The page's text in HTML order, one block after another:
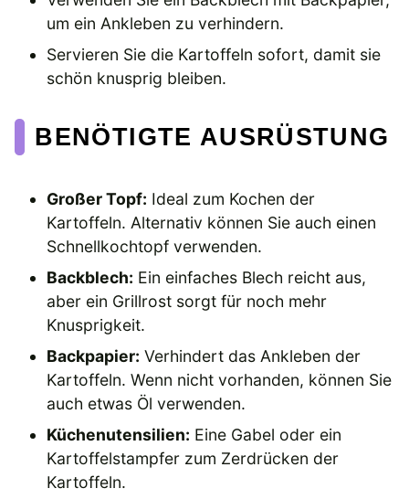
um ein Ankleben zu verhindern.
Servieren Sie die Kartoffeln sofort, damit sie
schön knusprig bleiben.
BENÖTIGTE AUSRÜSTUNG
Großer Topf: Ideal zum Kochen der
Kartoffeln. Alternativ können Sie auch einen
Schnellkochtopf verwenden.
Backblech: Ein einfaches Blech reicht aus,
aber ein Grillrost sorgt für noch mehr
Knusprigkeit.
Backpapier: Verhindert das Ankleben der
Kartoffeln. Wenn nicht vorhanden, können Sie
auch etwas Öl verwenden.
Küchenutensilien: Eine Gabel oder ein
Kartoffelstampfer zum Zerdrücken der
Kartoffeln.